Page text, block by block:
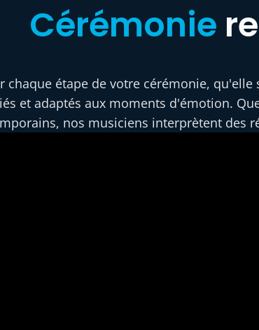
Cérémonie
chaque étape de votre cérémonie,
et adaptés aux moments d'émotion.
nos musiciens interprètent des